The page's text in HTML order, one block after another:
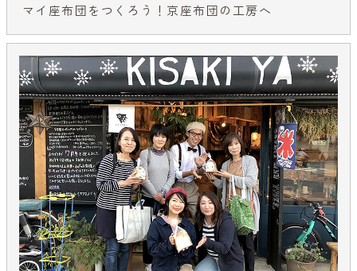
マイ座布団をつくろう！京座布団の工房へ